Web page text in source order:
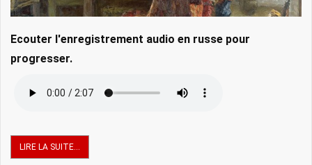
Ecouter l'enregistrement audio en russe pour
progresser.
LIRE LA SUITE...